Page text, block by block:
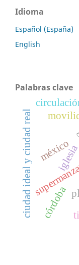
Idioma
Español (España)
English
Palabras clave
ciudad ideal y ciudad real córdoba
méxico